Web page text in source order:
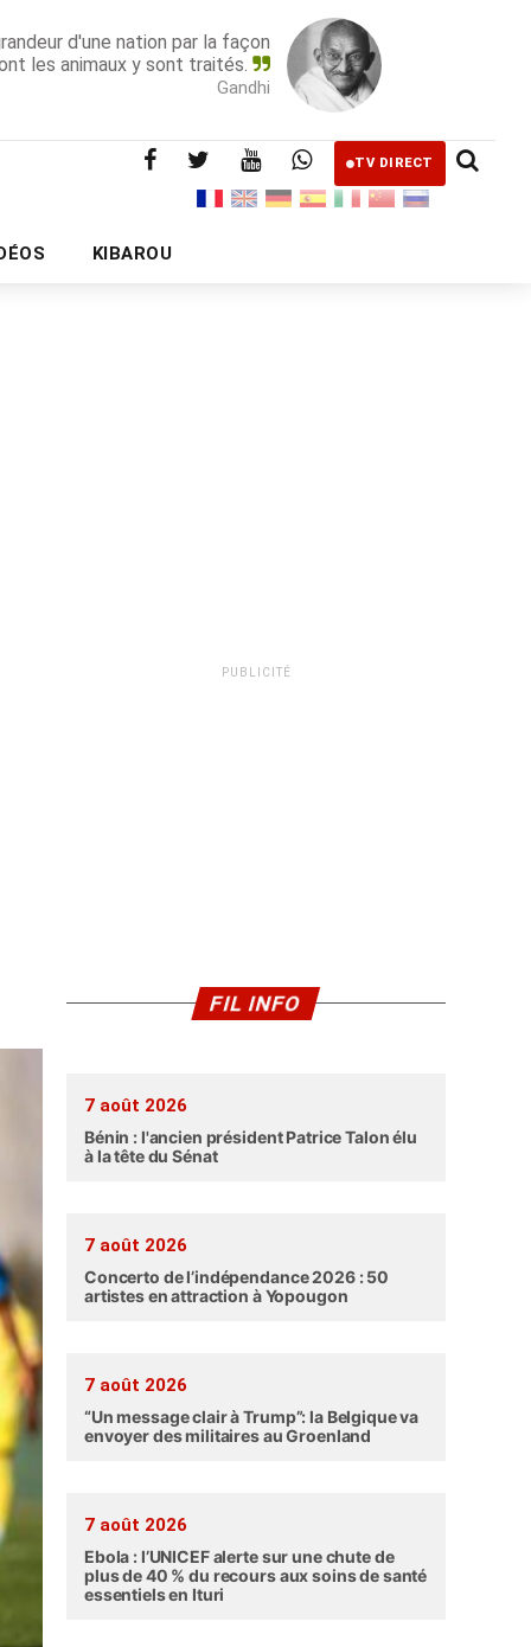
d'une nation par la façon
les animaux y sont traités.
Gandhi
TV DIRECT
KIBAROU
PUBLICITÉ
FIL INFO
7 août 2026
Bénin : l'ancien président Patrice Talon élu
à la tête du Sénat
7 août 2026
Concerto de l’indépendance 2026 : 50
artistes en attraction à Yopougon
7 août 2026
“Un message clair à Trump”: la Belgique va
envoyer des militaires au Groenland
7 août 2026
Ebola : l’UNICEF alerte sur une chute de
plus de 40 % du recours aux soins de santé
essentiels en Ituri